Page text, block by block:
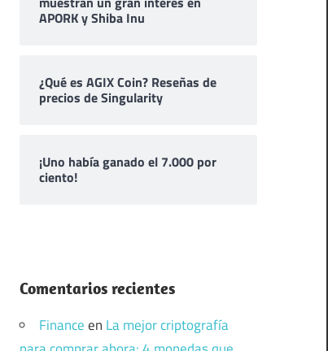
APORK y Shiba Inu
¿Qué es AGIX Coin? Reseñas de
precios de Singularity
¡Uno había ganado el 7.000 por
ciento!
Comentarios recientes
Financeen La mejor criptografía